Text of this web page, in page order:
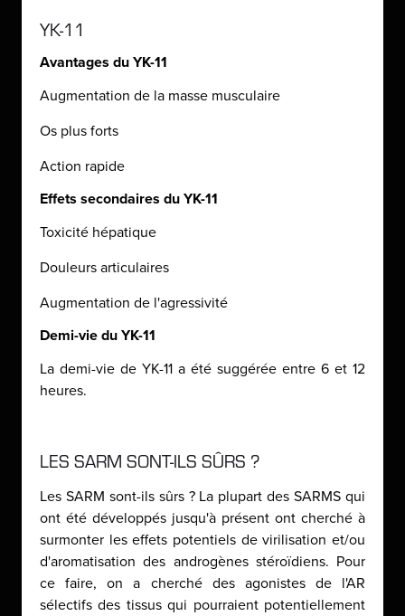
YK-11
Avantages du YK-11
Augmentation de la masse musculaire
Os plus forts
Action rapide
Effets secondaires du YK-11
Toxicité hépatique
Douleurs articulaires
Augmentation de l'agressivité
Demi-vie du YK-11
La demi-vie de YK-11 a été suggérée entre 6 et 12
heures.
LES SARM SONT-ILS SÛRS ?
Les SARM sont-ils sûrs ? La plupart des SARMS qui
ont été développés jusqu'à présent ont cherché à
surmonter les effets potentiels de virilisation et/ou
d'aromatisation des androgènes stéroïdiens. Pour
ce faire, on a cherché des agonistes de l'AR
sélectifs des tissus qui pourraient potentiellement